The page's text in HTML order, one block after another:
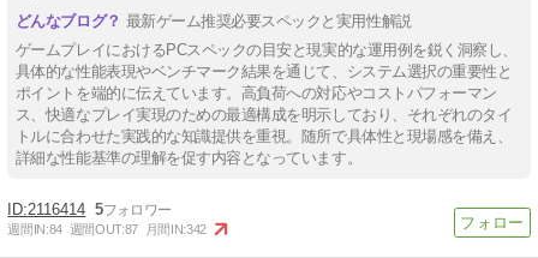
最新ゲーム推奨必要スペックと実用性解説
ゲームプレイにおけるPCスペックの目安と現実的な運用例を鋭く洞察し、
具体的な性能表現やベンチマーク結果を通じて、システム選択の重要性と
ポイントを端的に伝えています。高負荷への対応やコストパフォーマン
ス、快適なプレイ実現のための最適構成を明示しており、それぞれのタイ
トルに合わせた実践的な知識提供を重視。随所で具体性と現場感を備え、
詳細な性能基準の理解を促す内容となっています。
2116414 5
週間IN:84 週間OUT:87 月間IN:342